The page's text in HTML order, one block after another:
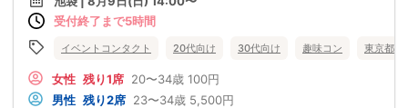
受付終了まで5時間
イベントコンタクト 20代向け 30代向け 趣味コン 東京都
女性 残り1席 20〜34歳 100円
男性 残り2席 23〜34歳 5,500円